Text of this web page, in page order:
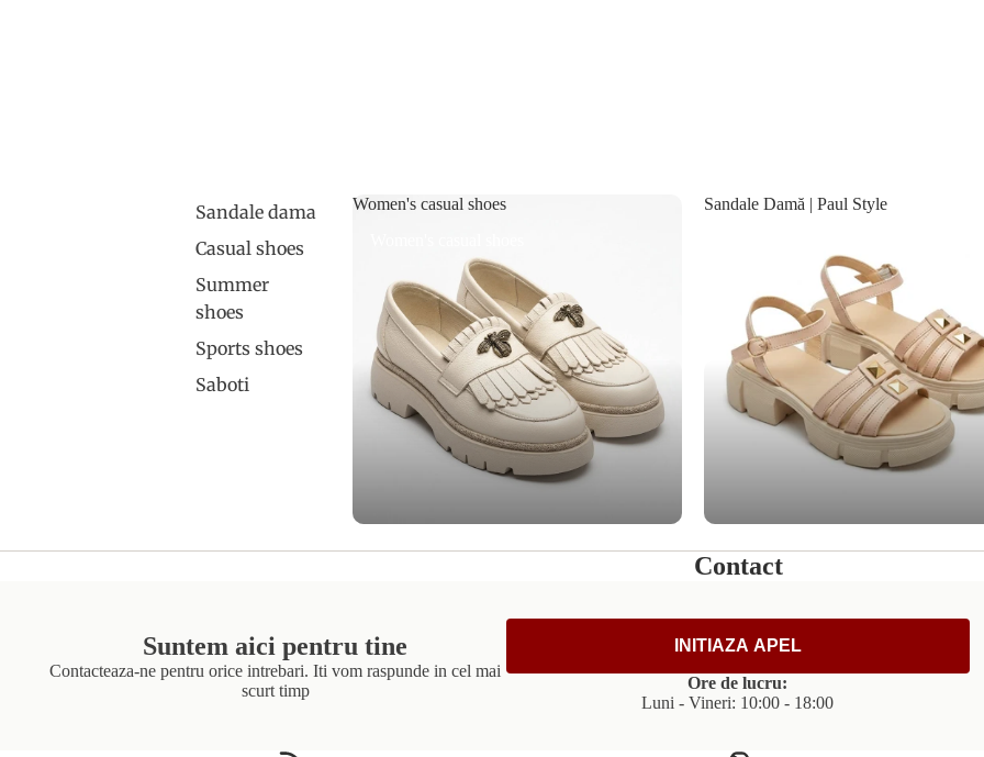
Sandale dama
Casual shoes
Summer
shoes
Sports shoes
Saboti
Women's casual shoes
Sandale Damă | Paul Style
Contact
Suntem aici pentru tine
Contacteaza-ne pentru orice intrebari. Iti vom raspunde in cel mai
scurt timp
INITIAZA APEL
Ore de lucru:
Luni - Vineri: 10:00 - 18:00